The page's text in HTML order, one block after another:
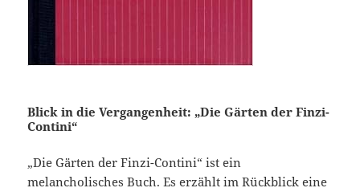
Blick in die Vergangenheit: „Die Gärten der Finzi-
Contini“
„Die Gärten der Finzi-Contini“ ist ein
melancholisches Buch. Es erzählt im Rückblick eine